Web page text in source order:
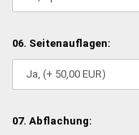
06. Seitenauflagen:
07. Abflachung: